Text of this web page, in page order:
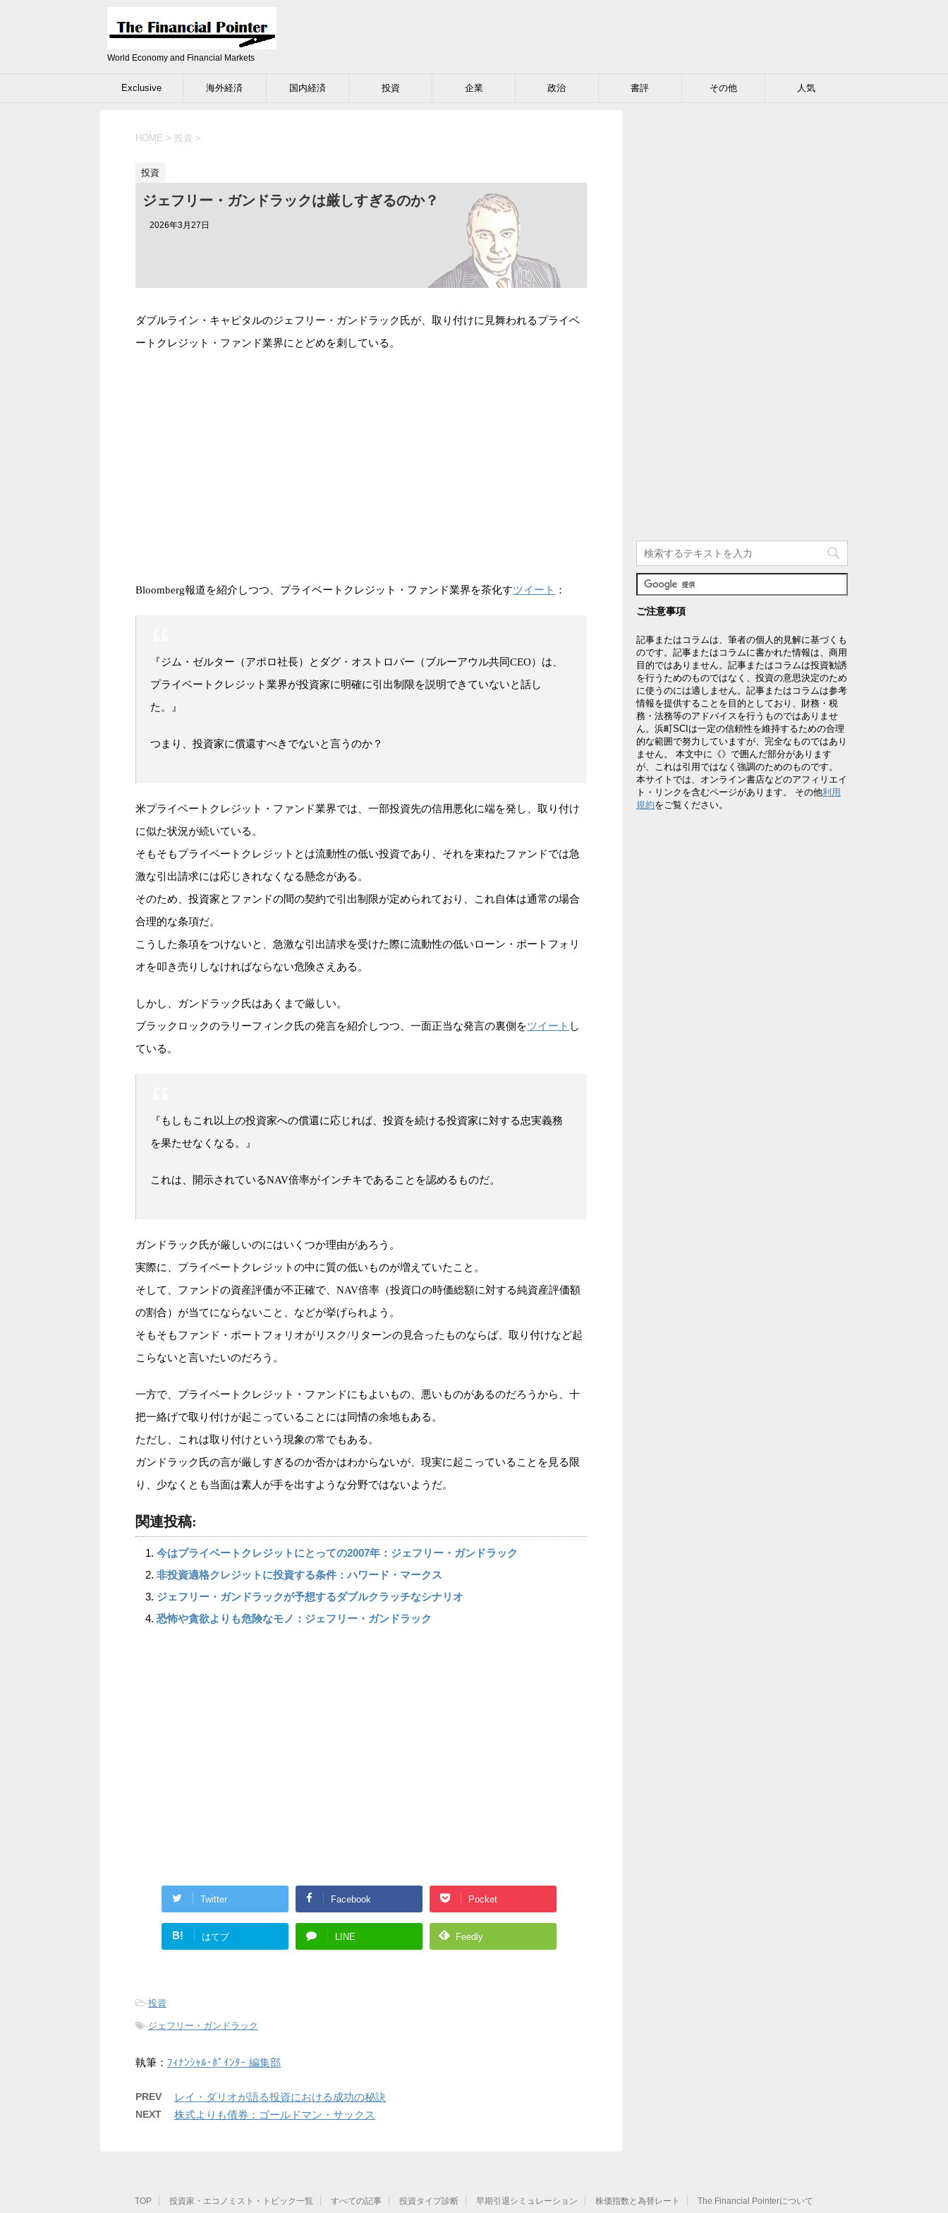
World Economy and Financial Markets
Exclusive 海外経済 国内経済 投資 企業 政治 書評 その他 人気
HOME > 投資 >
投資
ジェフリー・ガンドラックは厳しすぎるのか？
2026年3月27日
ダブルライン・キャピタルのジェフリー・ガンドラック氏が、取り付けに見舞われるプライベ
ートクレジット・ファンド業界にとどめを刺している。
Bloomberg報道を紹介しつつ、プライベートクレジット・ファンド業界を茶化すツイート ：
『ジム・ゼルター（アポロ社長）とダグ・オストロバー（ブルーアウル共同CEO）は、
プライベートクレジット業界が投資家に明確に引出制限を説明できていないと話し
た。』
つまり、投資家に償還すべきでないと言うのか？
米プライベートクレジット・ファンド業界では、一部投資先の信用悪化に端を発し、取り付け
に似た状況が続いている。
そもそもプライベートクレジットとは流動性の低い投資であり、それを束ねたファンドでは急
激な引出請求には応じきれなくなる懸念がある。
そのため、投資家とファンドの間の契約で引出制限が定められており、これ自体は通常の場合
合理的な条項だ。
こうした条項をつけないと、急激な引出請求を受けた際に流動性の低いローン・ポートフォリ
オを叩き売りしなければならない危険さえある。
しかし、ガンドラック氏はあくまで厳しい。
ブラックロックのラリーフィンク氏の発言を紹介しつつ、一面正当な発言の裏側をツイート し
ている。
『もしもこれ以上の投資家への償還に応じれば、投資を続ける投資家に対する忠実義務
を果たせなくなる。』
これは、開示されているNAV倍率がインチキであることを認めるものだ。
ガンドラック氏が厳しいのにはいくつか理由があろう。
実際に、プライベートクレジットの中に質の低いものが増えていたこと。
そして、ファンドの資産評価が不正確で、NAV倍率（投資口の時価総額に対する純資産評価額
の割合）が当てにならないこと、などが挙げられよう。
そもそもファンド・ポートフォリオがリスク/リターンの見合ったものならば、取り付けなど起
こらないと言いたいのだろう。
一方で、プライベートクレジット・ファンドにもよいもの、悪いものがあるのだろうから、十
把一絡げで取り付けが起こっていることには同情の余地もある。
ただし、これは取り付けという現象の常でもある。
ガンドラック氏の言が厳しすぎるのか否かはわからないが、現実に起こっていることを見る限
り、少なくとも当面は素人が手を出すような分野ではないようだ。
関連投稿:
今はプライベートクレジットにとっての2007年：ジェフリー・ガンドラック
非投資適格クレジットに投資する条件：ハワード・マークス
ジェフリー・ガンドラックが予想するダブルクラッチなシナリオ
恐怖や貪欲よりも危険なモノ：ジェフリー・ガンドラック
Twitter Facebook Pocket
B! はてブ LINE Feedly
-投資
-ジェフリー・ガンドラック
執筆： ﾌｨﾅﾝｼｬﾙ･ﾎﾟｲﾝﾀｰ 編集部
PREV レイ・ダリオが語る投資における成功の秘訣
NEXT 株式よりも債券：ゴールドマン・サックス
ご注意事項
記事またはコラムは、筆者の個人的見解に基づくも
のです。記事またはコラムに書かれた情報は、商用
目的ではありません。記事またはコラムは投資勧誘
を行うためのものではなく、投資の意思決定のため
に使うのには適しません。記事またはコラムは参考
情報を提供することを目的としており、財務・税
務・法務等のアドバイスを行うものではありませ
ん。浜町SCIは一定の信頼性を維持するための合理
的な範囲で努力していますが、完全なものではあり
ません。 本文中に《》で囲んだ部分があります
が、これは引用ではなく強調のためのものです。
本サイトでは、オンライン書店などのアフィリエイ
ト・リンクを含むページがあります。 その他利用
規約をご覧ください。
TOP 投資家・エコノミスト・トピック一覧 すべての記事 投資タイプ診断 早期引退シミュレーション 株価指数と為替レート The Financial Pointerについて